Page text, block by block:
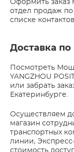
Оформить заказ
отдел продаж по
списке
Доставка по
Посмотреть
YANGZHOU
или забрать
Екатеринбурге.
Осуществляем
магазин
транспортных
линии,
стоимость